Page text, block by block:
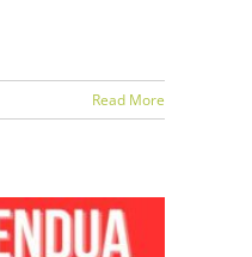
Read More